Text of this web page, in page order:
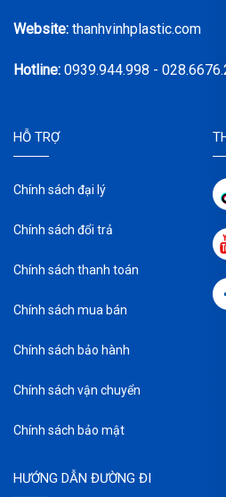
Website: thanhvinhplastic.com
Hotline: 0939.944.998 -
HỖ TRỢ
Chính sách đại lý
Chính sách đổi trả
Chính sách thanh toán
Chính sách mua bán
Chính sách bảo hành
Chính sách vận chuyển
Chính sách bảo mật
HƯỚNG DẪN ĐƯỜNG ĐI